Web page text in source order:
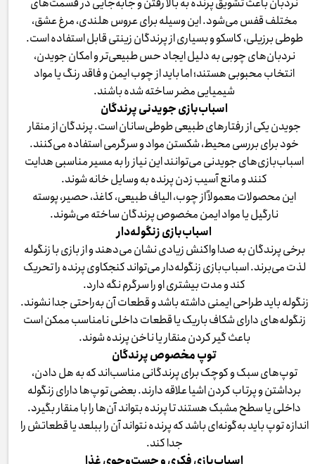
مختلف قفس می‌شود. این وسیله برای عروس هلندی، مرغ عشق،
طوطی برزیلی، کاسکو و بسیاری از پرندگان زینتی قابل استفاده است.
نردبان‌های چوبی به دلیل ایجاد حس طبیعی‌تر و امکان جویدن،
انتخاب محبوبی هستند؛ اما باید از چوب ایمن و فاقد رنگ یا مواد
شیمیایی مضر ساخته شده باشند.
اسباب‌بازی جویدنی پرندگان
جویدن یکی از رفتارهای طبیعی طوطی‌سانان است. پرندگان از منقار
خود برای بررسی محیط، شکستن مواد و سرگرمی استفاده می‌کنند.
اسباب‌بازی‌های جویدنی می‌توانند این نیاز را به مسیر مناسبی هدایت
کنند و مانع آسیب زدن پرنده به وسایل خانه شوند.
این محصولات معمولاً از چوب، الیاف طبیعی، کاغذ، حصیر، پوسته
نارگیل یا مواد ایمن مخصوص پرندگان ساخته می‌شوند.
اسباب‌بازی زنگوله‌دار
برخی پرندگان به صدا واکنش زیادی نشان می‌دهند و از بازی با زنگوله
لذت می‌برند. اسباب‌بازی زنگوله‌دار می‌تواند کنجکاوی پرنده را تحریک
کند و مدت بیشتری او را سرگرم نگه دارد.
زنگوله باید طراحی ایمنی داشته باشد و قطعات آن به‌راحتی جدا نشوند.
زنگوله‌های دارای شکاف باریک یا قطعات داخلی نامناسب ممکن است
باعث گیر کردن منقار یا ناخن پرنده شوند.
توپ مخصوص پرندگان
توپ‌های سبک و کوچک برای پرندگانی مناسب‌اند که به هل دادن،
برداشتن و پرتاب کردن اشیا علاقه دارند. بعضی توپ‌ها دارای زنگوله
داخلی یا سطح مشبک هستند تا پرنده بتواند آن‌ها را با منقار بگیرد.
اندازه توپ باید به‌گونه‌ای باشد که پرنده نتواند آن را ببلعد یا قطعاتش را
جدا کند.